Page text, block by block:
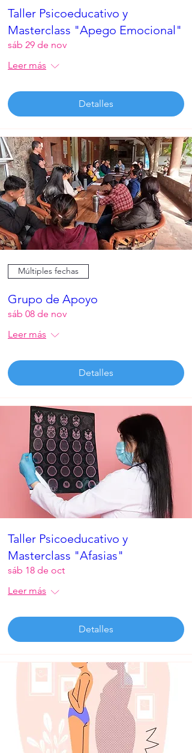
Taller Psicoeducativo y
Masterclass "Apego Emocional"
sáb 29 de nov
Leer más
Detalles
Múltiples fechas
Grupo de Apoyo
sáb 08 de nov
Leer más
Detalles
Taller Psicoeducativo y
Masterclass "Afasias"
sáb 18 de oct
Leer más
Detalles